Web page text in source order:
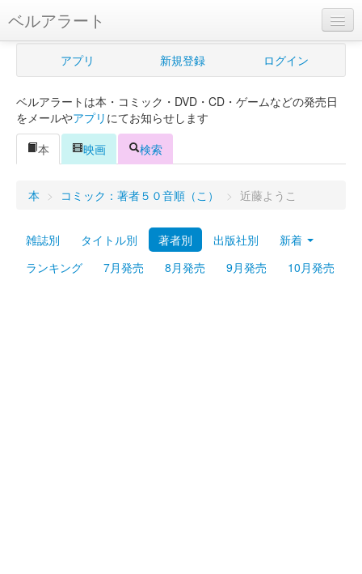
ベルアラート
ベルアラートとは
新規登録
ログイン
Myシェルフ
プレミアム
アプリ 新規登録 ログイン
ベルアラートは本・コミック・DVD・CD・ゲームなどの発売日
をメールやアプリ にてお知らせします
本
映画 検索
本 > コミック：著者５０音順（こ） > 近藤ようこ
雑誌別 タイトル別 著者別 出版社別
新着
ランキング
7月発売 8月発売 9月発売 10月発売